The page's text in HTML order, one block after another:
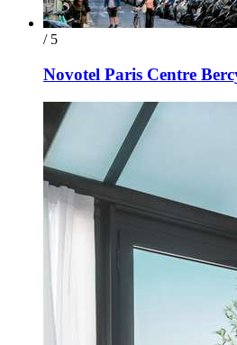
/ 5
Novotel Paris Centre